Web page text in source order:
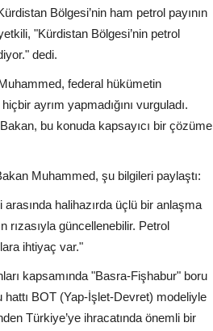
Bölgesi’nin ham petrol payının
"Kürdistan Bölgesi’nin petrol
dedi.
federal hükümetin
ayrım yapmadığını vurguladı.
bu konuda kapsayıcı bir çözüme
Muhammed, şu bilgileri paylaştı:
halihazırda üçlü bir anlaşma
rızasıyla güncellenebilir. Petrol
ihtiyaç var."
kapsamında "Basra-Fişhabur" boru
hattı BOT (Yap-İşlet-Devret) modeliyle
Türkiye’ye ihracatında önemli bir